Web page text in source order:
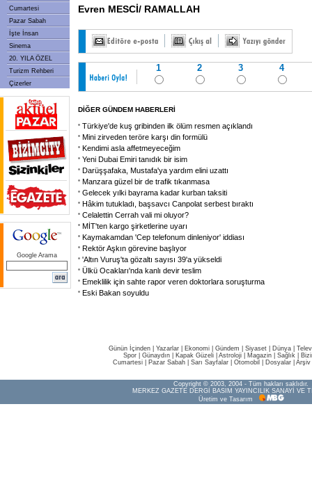
Cumartesi
Pazar Sabah
İşte İnsan
Sinema
20. YILA ÖZEL
Turizm Rehberi
Çizerler
Google Arama
Evren MESCİ/ RAMALLAH
1 2 3 4
DİĞER GÜNDEM HABERLERİ
Türkiye'de kuş gribinden ilk ölüm resmen açıklandı
Mini zirveden teröre karşı din formülü
Kendimi asla affetmeyeceğim
Yeni Dubai Emiri tanıdık bir isim
Darüşşafaka, Mustafa'ya yardım elini uzattı
Manzara güzel bir de trafik tıkanmasa
Gelecek yılki bayrama kadar kurban taksiti
Hâkim tutukladı, başsavcı Canpolat serbest bıraktı
Celalettin Cerrah vali mi oluyor?
MİT'ten kargo şirketlerine uyarı
Kaymakamdan 'Cep telefonum dinleniyor' iddiası
Rektör Aşkın görevine başlıyor
'Altın Vuruş'ta gözaltı sayısı 39'a yükseldi
Ülkü Ocakları'nda kanlı devir teslim
Emeklilik için sahte rapor veren doktorlara soruşturma
Eski Bakan soyuldu
Günün İçinden Yazarlar Ekonomi Gündem Siyaset Dünya |
Spor
Günaydın Kapak Güzeli Astroloji Magazin Sağlık
Cumartesi
Pazar Sabah Sarı Sayfalar Otomobil Dosyalar Arşiv
Copyright © 2003, 2004 - Tüm hakları saklıdır.
MERKEZ GAZETE DERGİ BASIM YAYINCILIK SANAYİ VE
Üretim ve Tasarım